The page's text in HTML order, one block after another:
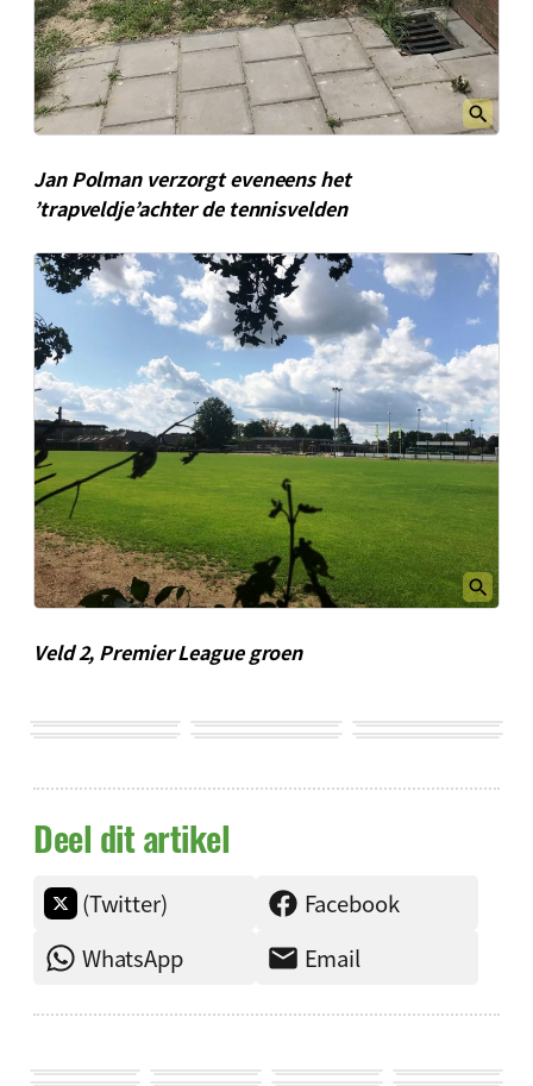
Jan Polman verzorgt eveneens het
’trapveldje’achter de tennisvelden
Veld 2, Premier League groen
Deel dit artikel
(Twitter)
Facebook
WhatsApp
Email